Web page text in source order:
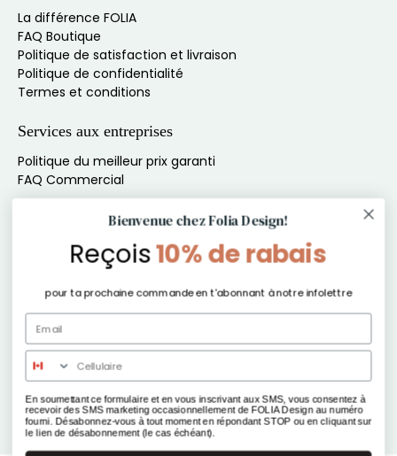
La différence FOLIA
FAQ Boutique
Politique de satisfaction et livraison
Politique de confidentialité
Termes et conditions
Services aux entreprises
Politique du meilleur prix garanti
FAQ Commercial
Inscris-toi à l'infolettre pour du contenu exclusif
Ne manque rien de nos offres, produits et autres
exclusivités !
E-mail*
S'inscrire
Bienvenue chez Folia Design!
Reçois10% de rabais
pour ta prochaine commande en t'abonnant à notre infolettre
En soumettant ce formulaire et en vous inscrivant aux SMS, vous consentez à
recevoir des SMS marketing occasionnellement de FOLIA Design au numéro
fourni. Désabonnez-vous à tout moment en répondant STOP ou en cliquant sur
le lien de désabonnement (le cas échéant).